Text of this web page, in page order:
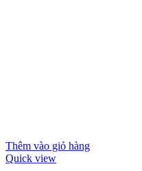
Thêm vào giỏ hàng
Quick view